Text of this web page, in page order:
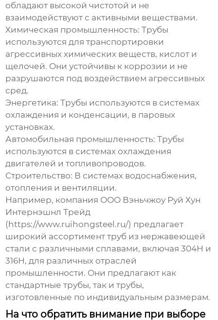
обладают высокой чистотой и не
взаимодействуют с активными веществами.
Химическая промышленность: Трубы
используются для транспортировки
агрессивных химических веществ, кислот и
щелочей. Они устойчивы к коррозии и не
разрушаются под воздействием агрессивных
сред.
Энергетика: Трубы используются в системах
охлаждения и конденсации, в паровых
установках.
Автомобильная промышленность: Трубы
используются в системах охлаждения
двигателей и топливопроводов.
Строительство: В системах водоснабжения,
отопления и вентиляции.
Например, компания ООО Вэньчжоу Руй Хун
Интернэшнл Трейд
(https://www.ruihongsteel.ru/) предлагает
широкий ассортимент труб из нержавеющей
стали с различными сплавами, включая 304Н и
316Н, для различных отраслей
промышленности. Они предлагают как
стандартные трубы, так и трубы,
изготовленные по индивидуальным размерам.
На что обратить внимание при выборе